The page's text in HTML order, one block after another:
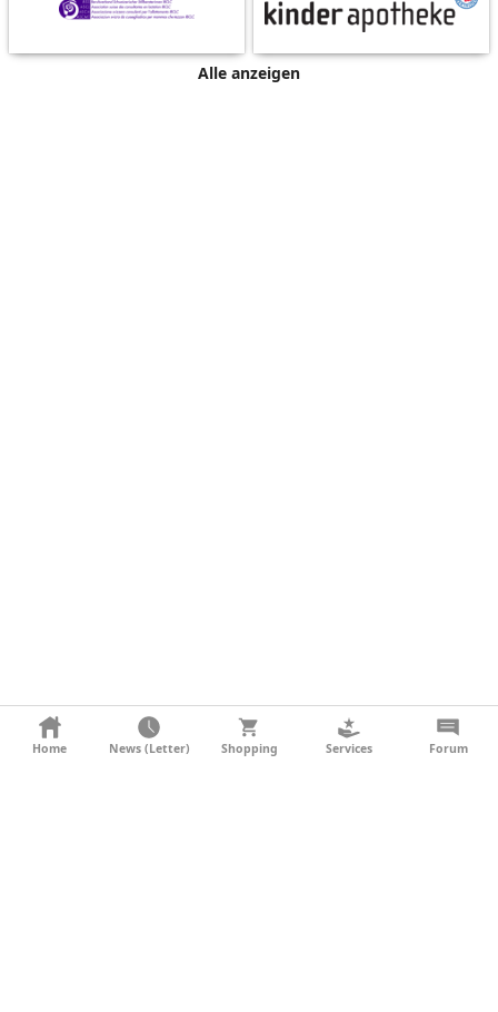
Alle anzeigen
KONTAKT
Home News (Letter) Shopping Services Forum